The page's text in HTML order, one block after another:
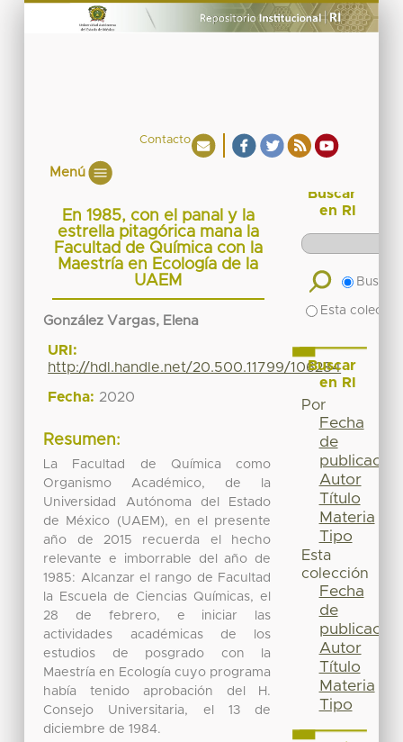
Contacto
Menú
En 1985, con el panal y la
estrella pitagórica mana la
Facultad de Química con la
Maestría en Ecología de la
UAEM
González Vargas, Elena
URI:
http://hdl.handle.net/20.500.11799/106284
Fecha: 2020
Resumen:
La Facultad de Química como
Organismo Académico, de la
Universidad Autónoma del Estado
de México (UAEM), en el presente
año de 2015 recuerda el hecho
relevante e imborrable del año de
1985: Alcanzar el rango de Facultad
la Escuela de Ciencias Químicas, el
28 de febrero, e iniciar las
actividades académicas de los
estudios de posgrado con la
Maestría en Ecología cuyo programa
había tenido aprobación del H.
Consejo Universitaria, el 13 de
diciembre de 1984.
Buscar
en RI
Buscar
Esta
Buscar
en RI
Por
Fecha
de
publicación
Autor
Título
Materia
Tipo
Esta
colección
Fecha
de
publicación
Autor
Título
Materia
Tipo